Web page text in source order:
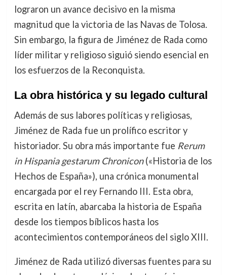
lograron un avance decisivo en la misma
magnitud que la victoria de las Navas de Tolosa.
Sin embargo, la figura de Jiménez de Rada como
líder militar y religioso siguió siendo esencial en
los esfuerzos de la Reconquista.
La obra histórica y su legado cultural
Además de sus labores políticas y religiosas,
Jiménez de Rada fue un prolífico escritor y
historiador. Su obra más importante fue Rerum
in Hispania gestarum Chronicon(«Historia de los
Hechos de España»), una crónica monumental
encargada por el rey Fernando III. Esta obra,
escrita en latín, abarcaba la historia de España
desde los tiempos bíblicos hasta los
acontecimientos contemporáneos del siglo XIII.
Jiménez de Rada utilizó diversas fuentes para su